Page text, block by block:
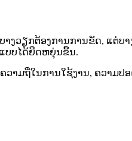
ງວຽກຕ້ອງການການຂັດ, ແຕ່ບ
ບບໄດ້ຍືດຫຍຸ່ນຂຶ້ນ.
າມຖີ່ໃນການໃຊ້ງານ, ຄວາມ